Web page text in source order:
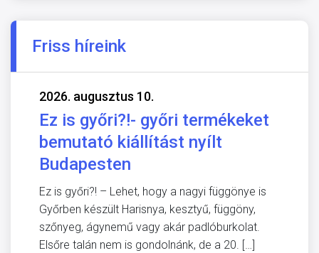
Friss híreink
2026. augusztus 10.
Ez is győri?!- győri termékeket
bemutató kiállítást nyílt
Budapesten
Ez is győri?! – Lehet, hogy a nagyi függönye is
Győrben készült Harisnya, kesztyű, függöny,
szőnyeg, ágynemű vagy akár padlóburkolat.
Elsőre talán nem is gondolnánk, de a 20. […]